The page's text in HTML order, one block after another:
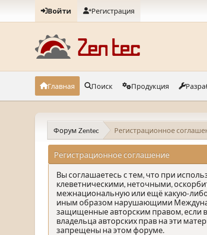
Войти Регистрация
Главная Поиск Продукция
Форум Zentec Регистрационное
Регистрационное соглашение
Вы соглашаетесь с тем, что при
клеветническими, неточными,
межнациональную или ещё какую-
иным образом нарушающими
защищенные авторским правом, если
владельца авторских прав на эти
запрещены на этом форуме.